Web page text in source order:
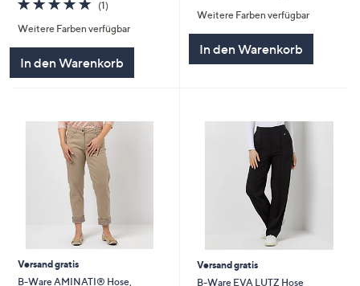
von
5
(1)
Weitere Farben verfügbar
In den Warenkorb
5
Weitere Farben verfügbar
In den Warenkorb
Versand gratis
B-Ware AMINATI® Hose,
Versand gratis
B-Ware EVA LUTZ Hose